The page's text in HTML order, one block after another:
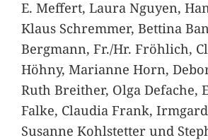
E. Meffert, Laura Nguyen,
Klaus Schremmer, Bettina
Bergmann, Fr./Hr. Fröhlich,
Höhny, Marianne Horn,
Ruth Breither, Olga Defache,
Falke, Claudia Frank,
Susanne Kohlstetter und